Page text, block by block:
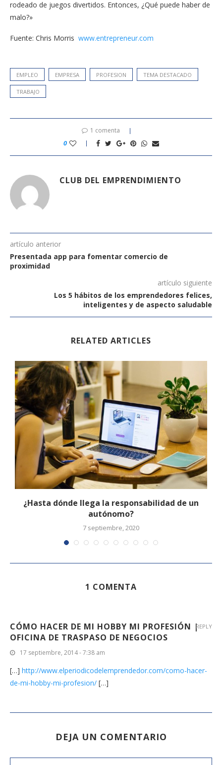
rodeado de juegos divertidos. Entonces, ¿Qué puede haber de
malo?»
Fuente: Chris Morris www.entrepreneur.com
EMPLEO EMPRESA PROFESION TEMA DESTACADO
TRABAJO
1 comenta
0
CLUB DEL EMPRENDIMIENTO
artículo anterior
Presentada app para fomentar comercio de
proximidad
artículo siguiente
Los 5 hábitos de los emprendedores felices,
inteligentes y de aspecto saludable
RELATED ARTICLES
¿Hasta dónde llega la responsabilidad de un
autónomo?
7 septiembre, 2020
1 COMENTA
CÓMO HACER DE MI HOBBY MI PROFESIÓN |
OFICINA DE TRASPASO DE NEGOCIOS
17 septiembre, 2014 - 7:38 am
[…] http://www.elperiodicodelemprendedor.com/como-hacer-
de-mi-hobby-mi-profesion/ […]
REPLY
DEJA UN COMENTARIO